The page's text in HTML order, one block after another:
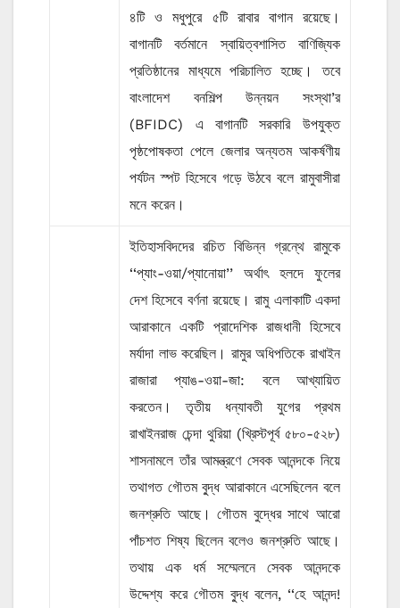
৪টি ও মধুপুরে ৫টি রাবার বাগান রয়েছে।
বাগানটি বর্তমানে স্বায়িত্বশাসিত বাণিজ্যিক
প্রতিষ্ঠানের মাধ্যমে পরিচালিত হচ্ছে। তবে
বাংলাদেশ বনশিল্প উন্নয়ন সংস্থা’র
(BFIDC) এ বাগানটি সরকারি উপযুক্ত
পৃষ্ঠপোষকতা পেলে জেলার অন্যতম আকর্ষণীয়
পর্যটন স্পট হিসেবে গড়ে উঠবে বলে রামুবাসীরা
মনে করেন।
ইতিহাসবিদদের রচিত বিভিন্ন গ্রন্থে রামুকে
‘‘প্যাং-ওয়া/প্যানোয়া’’ অর্থাৎ হলদে ফুলের
দেশ হিসেবে বর্ণনা রয়েছে। রামু এলাকাটি একদা
আরাকানে একটি প্রাদেশিক রাজধানী হিসেবে
মর্যাদা লাভ করেছিল। রামুর অধিপতিকে রাখাইন
রাজারা প্যাঙ-ওয়া-জা: বলে আখ্যায়িত
করতেন। তৃতীয় ধন্যাবতী যুগের প্রথম
রাখাইনরাজ চেন্দা থুরিয়া (খ্রিস্টপূর্ব ৫৮০-৫২৮)
শাসনামলে তাঁর আমন্ত্রণে সেবক আনন্দকে নিয়ে
তথাগত গৌতম বু্দ্ধ আরাকানে এসেছিলেন বলে
জনশ্রুতি আছে। গৌতম বুদ্ধের সাথে আরো
পাঁচশত শিষ্য ছিলেন বলেও জনশ্রুতি আছে।
তথায় এক ধর্ম সম্মেলনে সেবক আনন্দকে
উদ্দেশ্য করে গৌতম বু্দ্ধ বলেন, ‘‘হে আনন্দ!